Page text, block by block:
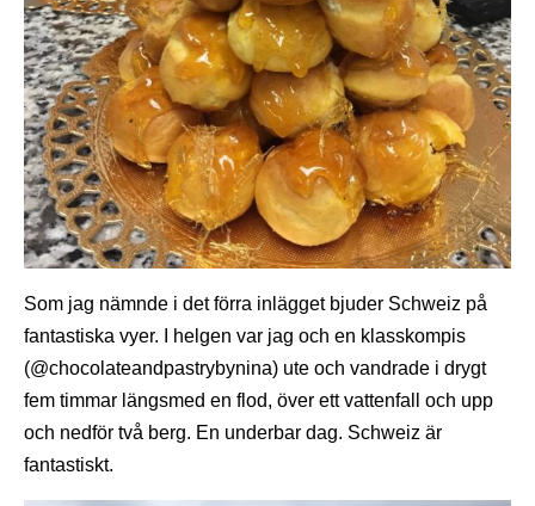
Som jag nämnde i det förra inlägget bjuder Schweiz på
fantastiska vyer. I helgen var jag och en klasskompis
(@chocolateandpastrybynina) ute och vandrade i drygt
fem timmar längsmed en flod, över ett vattenfall och upp
och nedför två berg. En underbar dag. Schweiz är
fantastiskt.